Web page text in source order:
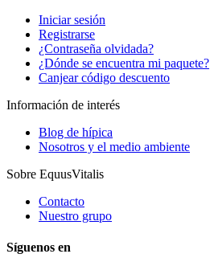
Iniciar sesión
Registrarse
¿Contraseña olvidada?
¿Dónde se encuentra mi paquete?
Canjear código descuento
Información de interés
Blog de hípica
Nosotros y el medio ambiente
Sobre EquusVitalis
Contacto
Nuestro grupo
Síguenos en